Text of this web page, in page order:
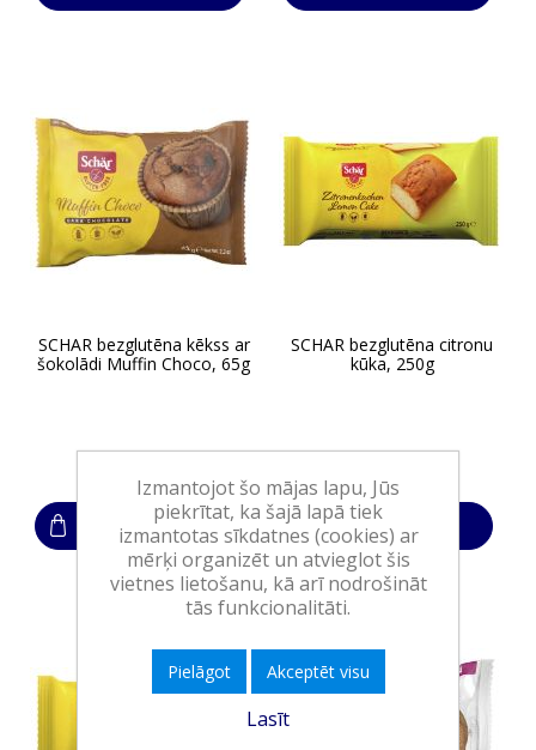
SCHAR bezglutēna kēkss ar
šokolādi Muffin Choco, 65g
1,55€
Ielikt grozā
SCHAR bezglutēna citronu
kūka, 250g
5,20€
Ielikt grozā
Izmantojot šo mājas lapu, Jūs
piekrītat, ka šajā lapā tiek
izmantotas sīkdatnes (cookies) ar
mērķi organizēt un atvieglot šis
vietnes lietošanu, kā arī nodrošināt
tās funkcionalitāti.
Pielāgot Akceptēt visu
Lasīt